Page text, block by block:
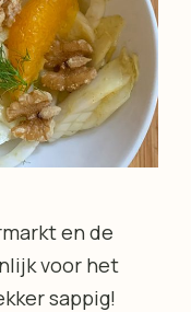
en de
voor het
sappig!